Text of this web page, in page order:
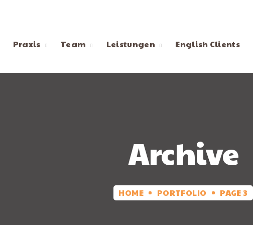
Praxis Team Leistungen English Clients
Archive
HOME PORTFOLIO PAGE 3